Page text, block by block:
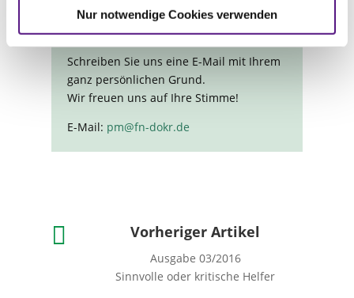
Nur notwendige Cookies verwenden
* Warum sind Sie PM?
Schreiben Sie uns eine E-Mail mit Ihrem
ganz persönlichen Grund.
Wir freuen uns auf Ihre Stimme!
E-Mail: pm@fn-dokr.de
 Vorheriger Artikel
Ausgabe 03/2016
Sinnvolle oder kritische Helfer